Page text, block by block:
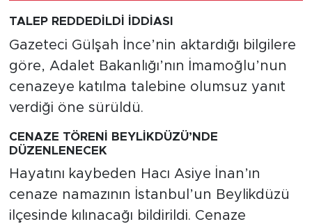
TALEP REDDEDİLDİ İDDİASI
Gazeteci Gülşah İnce’nin aktardığı bilgilere
göre, Adalet Bakanlığı’nın İmamoğlu’nun
cenazeye katılma talebine olumsuz yanıt
verdiği öne sürüldü.
CENAZE TÖRENİ BEYLİKDÜZÜ’NDE
DÜZENLENECEK
Hayatını kaybeden Hacı Asiye İnan’ın
cenaze namazının İstanbul’un Beylikdüzü
ilçesinde kılınacağı bildirildi. Cenaze